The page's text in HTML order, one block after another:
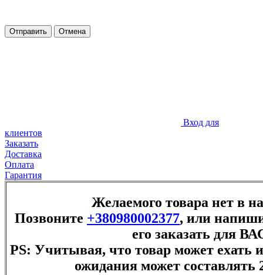
Отправить Отмена
Вход для
клиентов
Заказать
Доставка
Оплата
Гарантия
Желаемого товара нет в
Позвоните +380980002377, или
его заказать для
PS: Учитывая, что товар может ехать
ожидания может составлять